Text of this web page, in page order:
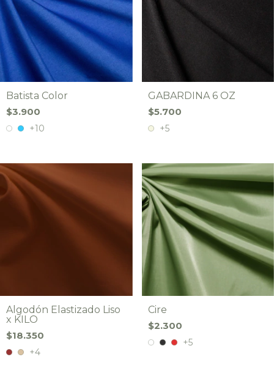
Batista Color
$3.900
+10
GABARDINA 6 OZ
$5.700
+5
Algodón Elastizado Liso
x KILO
$18.350
+4
Cire
$2.300
+5